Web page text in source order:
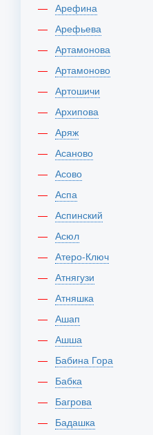
Арефина
Арефьева
Артамонова
Артамоново
Артошичи
Архипова
Аряж
Асаново
Асово
Аспа
Аспинский
Асюл
Атеро-Ключ
Атнягузи
Атняшка
Ашап
Ашша
Бабина Гора
Бабка
Багрова
Бадашка